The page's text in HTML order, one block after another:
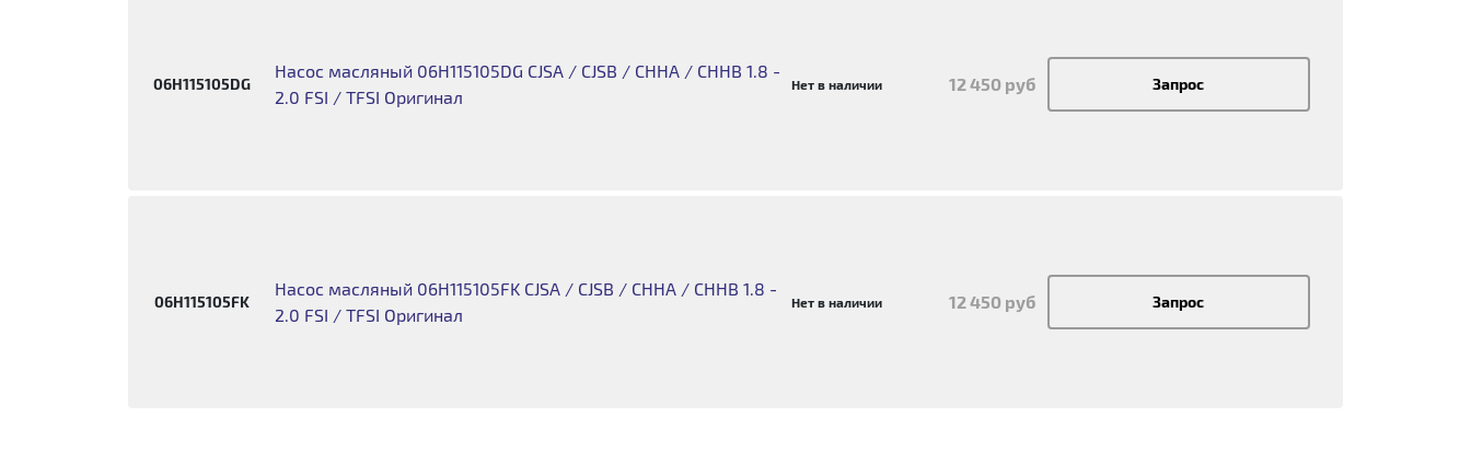
06H115105DG
Насос масляный 06H115105DG CJSA / CJSB / CHHA / CHHB 1.8 -
2.0 FSI / TFSI Оригинал
Нет в наличии 12 450 руб Запрос
06H115105FK
Насос масляный 06H115105FK CJSA / CJSB / CHHA / CHHB 1.8 -
2.0 FSI / TFSI Оригинал
Нет в наличии 12 450 руб Запрос